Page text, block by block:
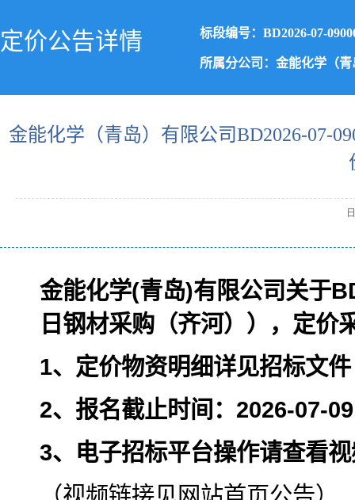
定价公告详情 标段编号：BD2026-07-
所属分公司：金能化学（
金能化学（青岛）有限公司BD2026-07-